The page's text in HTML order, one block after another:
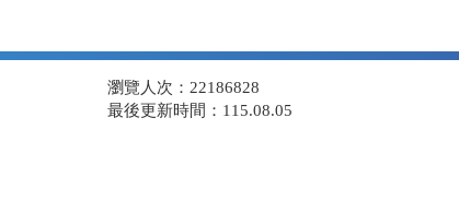
瀏覽人次：22186828
最後更新時間：115.08.05